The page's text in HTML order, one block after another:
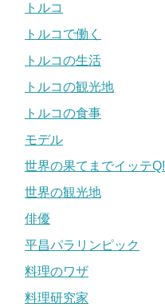
トルコ
トルコで働く
トルコの生活
トルコの観光地
トルコの食事
モデル
世界の果てまでイッテQ!
世界の観光地
俳優
平昌パラリンピック
料理のワザ
料理研究家